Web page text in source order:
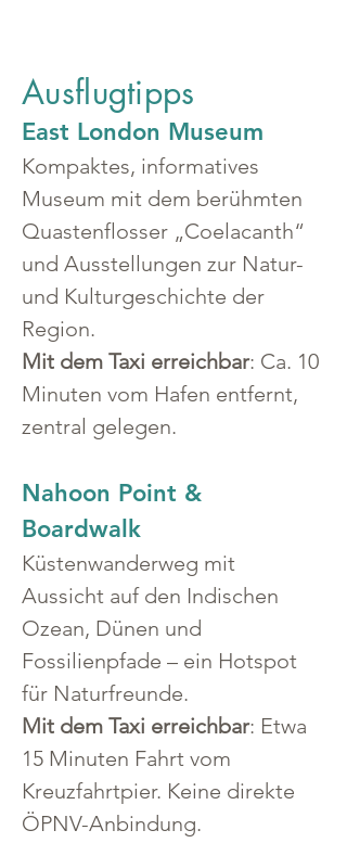
Ausflugtipps
East London Museum
Kompaktes, informatives
Museum mit dem berühmten
Quastenflosser „Coelacanth“
und Ausstellungen zur Natur-
und Kulturgeschichte der
Region.
Mit dem Taxi erreichbar: Ca. 10
Minuten vom Hafen entfernt,
zentral gelegen.
Nahoon Point &
Boardwalk
Küstenwanderweg mit
Aussicht auf den Indischen
Ozean, Dünen und
Fossilienpfade – ein Hotspot
für Naturfreunde.
Mit dem Taxi erreichbar: Etwa
15 Minuten Fahrt vom
Kreuzfahrtpier. Keine direkte
ÖPNV-Anbindung.